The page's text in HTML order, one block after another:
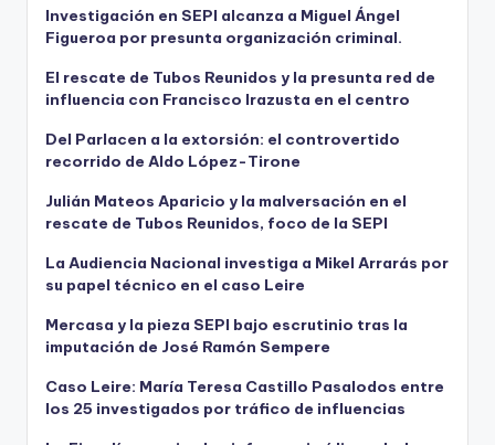
Investigación en SEPI alcanza a Miguel Ángel
Figueroa por presunta organización criminal.
El rescate de Tubos Reunidos y la presunta red de
influencia con Francisco Irazusta en el centro
Del Parlacen a la extorsión: el controvertido
recorrido de Aldo López-Tirone
Julián Mateos Aparicio y la malversación en el
rescate de Tubos Reunidos, foco de la SEPI
La Audiencia Nacional investiga a Mikel Arrarás por
su papel técnico en el caso Leire
Mercasa y la pieza SEPI bajo escrutinio tras la
imputación de José Ramón Sempere
Caso Leire: María Teresa Castillo Pasalodos entre
los 25 investigados por tráfico de influencias